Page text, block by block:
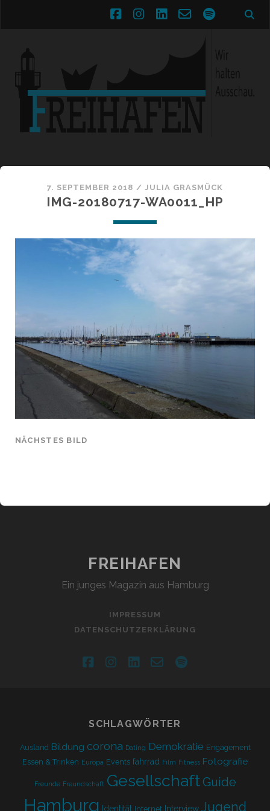
facebookinstagram
linkedin
email-spotify
7. SEPTEMBER 2018 / JULIA GRASMÜCK
IMG-20180717-WA0011_HP
NÄCHSTES BILD
FREIHAFEN
Ein junges Magazin aus Hamburg
IMPRESSUM
DATENSCHUTZERKLÄRUNG
facebookinstagram
linkedin
email-spotify
SCHLAGWÖRTER
Ausland Bildung corona Dating Demokratie Engagement
Essen & Trinken Europa Events fahrrad Film Fitness Fotografie
Freunde Freundschaft GesellschaftGuide
Hamburg Identität Internet Interview Jugend